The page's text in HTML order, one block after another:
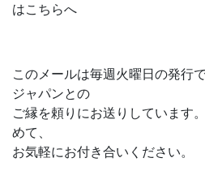
はこちらへ
このメールは毎週火曜日の発行
ジャパンとの
ご縁を頼りにお送りしています
めて、
お気軽にお付き合いください。